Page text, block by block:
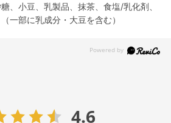
、小豆、乳製品、抹茶、食塩/乳化剤、
一部に乳成分・大豆を含む）
4.6